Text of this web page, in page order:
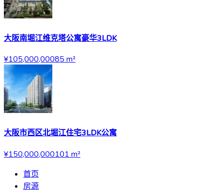
大阪南堀江维克塔公寓豪华3LDK
¥105,000,00085 m²
大阪市西区北堀江住宅3LDK公寓
¥150,000,000101 m²
首页
房源